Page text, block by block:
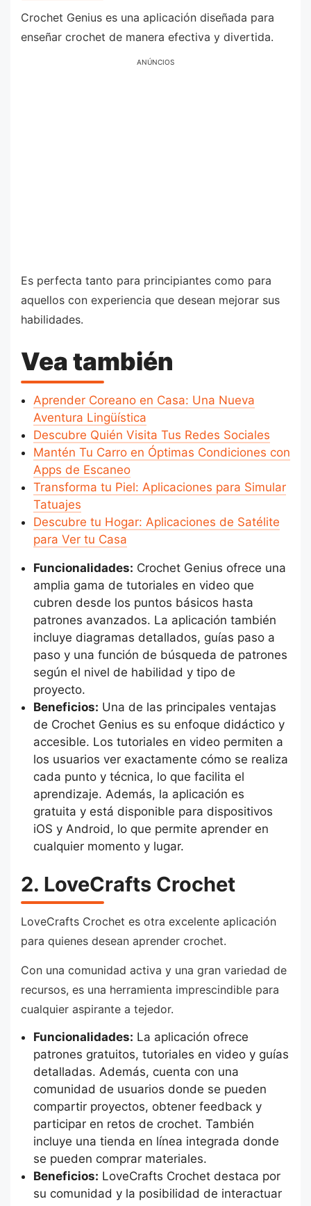
Crochet Genius es una aplicación diseñada para
enseñar crochet de manera efectiva y divertida.
ANÚNCIOS
Es perfecta tanto para principiantes como para
aquellos con experiencia que desean mejorar sus
habilidades.
Vea también
Aprender Coreano en Casa: Una Nueva
Aventura Lingüística
Descubre Quién Visita Tus Redes Sociales
Mantén Tu Carro en Óptimas Condiciones con
Apps de Escaneo
Transforma tu Piel: Aplicaciones para Simular
Tatuajes
Descubre tu Hogar: Aplicaciones de Satélite
para Ver tu Casa
Funcionalidades: Crochet Genius ofrece una
amplia gama de tutoriales en video que
cubren desde los puntos básicos hasta
patrones avanzados. La aplicación también
incluye diagramas detallados, guías paso a
paso y una función de búsqueda de patrones
según el nivel de habilidad y tipo de
proyecto.
Beneficios: Una de las principales ventajas
de Crochet Genius es su enfoque didáctico y
accesible. Los tutoriales en video permiten a
los usuarios ver exactamente cómo se realiza
cada punto y técnica, lo que facilita el
aprendizaje. Además, la aplicación es
gratuita y está disponible para dispositivos
iOS y Android, lo que permite aprender en
cualquier momento y lugar.
2. LoveCrafts Crochet
LoveCrafts Crochet es otra excelente aplicación
para quienes desean aprender crochet.
Con una comunidad activa y una gran variedad de
recursos, es una herramienta imprescindible para
cualquier aspirante a tejedor.
Funcionalidades: La aplicación ofrece
patrones gratuitos, tutoriales en video y guías
detalladas. Además, cuenta con una
comunidad de usuarios donde se pueden
compartir proyectos, obtener feedback y
participar en retos de crochet. También
incluye una tienda en línea integrada donde
se pueden comprar materiales.
Beneficios: LoveCrafts Crochet destaca por
su comunidad y la posibilidad de interactuar